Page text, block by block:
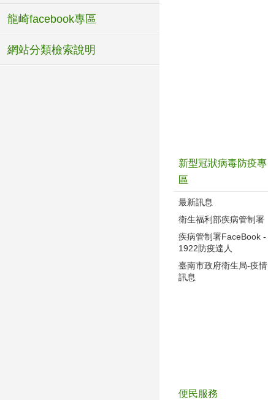
龍崎facebook專區
網站分類檢索說明
新型冠狀病毒防疫專
區
最新訊息
衛生福利部疾病管制署
疾病管制署FaceBook -
1922防疫達人
臺南市政府衛生局-疫情
訊息
便民服務